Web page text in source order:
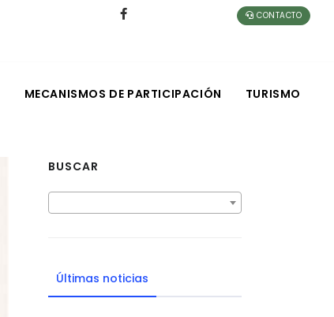
CONTACTO
MECANISMOS DE PARTICIPACIÓN TURISMO
BUSCAR
Últimas noticias